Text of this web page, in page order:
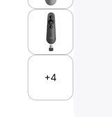
+4